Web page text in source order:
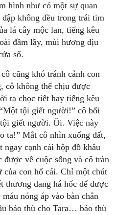
hình như có một sự quan
không đều trong trái tim
lá cây mộc lan, tiếng kêu
đầm lầy, mùi hương dịu
sổ.
cũng khó tránh cảnh con
cô không thể chịu được
ta chọc tiết hay tiếng kêu
tội giết người!” cô bối
giết người. Ôi. Việc này
ta!” Mắt cô nhìn xuống đất,
ngay cạnh cái hộp đồ khâu
được về cuộc sống và cô tràn
của con hổ cái. Chỉ một chút
thương đang há hốc để được
nóng áp vào bàn chân
báo thù cho Tara… báo thù